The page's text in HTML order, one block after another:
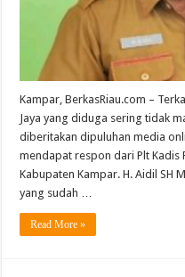
Kampar, BerkasRiau.com –
Jaya yang diduga sering tidak
diberitakan dipuluhan media
mendapat respon dari Plt Kadis
Kabupaten Kampar. H. Aidil SH
yang sudah …
Read More »